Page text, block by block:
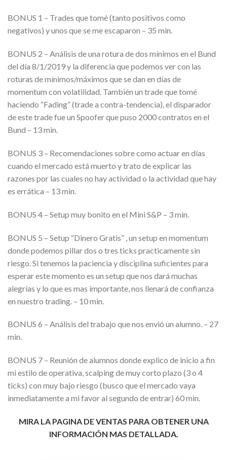
BONUS 1 – Trades que tomé (tanto positivos como
negativos) y unos que se me escaparon – 35 min.
BONUS 2 – Análisis de una rotura de dos mínimos en el Bund
del día 8/1/2019 y la diferencia que podemos ver con las
roturas de mínimos/máximos que se dan en días de
momentum con volatilidad. También un trade que tomé
haciendo “Fading” (trade a contra-tendencia), el disparador
de este trade fue un Spoofer que puso 2000 contratos en el
Bund – 13 min.
BONUS 3 – Recomendaciones sobre como actuar en días
cuando el mercado está muerto y trato de explicar las
razones por las cuales no hay actividad o la actividad que hay
es errática – 13 min.
BONUS 4 – Setup muy bonito en el Mini S&P – 3 min.
BONUS 5 – Setup “Dinero Gratis” , un setup en momentum
donde podemos pillar dos o tres ticks practicamente sin
riesgo. Si tenemos la paciencia y disciplina suficientes para
esperar este momento es un setup que nos dará muchas
alegrías y lo que es mas importante, nos llenará de confianza
en nuestro trading. – 10 min.
BONUS 6 – Análisis del trabajo que nos envió un alumno. – 27
min.
BONUS 7 – Reunión de alumnos donde explico de inicio a fin
mi estilo de operativa, scalping de muy corto plazo (3 o 4
ticks) con muy bajo riesgo (busco que el mercado vaya
inmediatamente a mi favor al segundo de entrar) 60 min.
MIRA LA PAGINA DE VENTAS PARA OBTENER UNA
INFORMACIÓN MAS DETALLADA.